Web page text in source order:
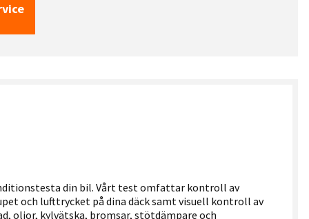
din bil. Vårt test omfattar kontroll av
och lufttrycket på dina däck samt visuell kontroll av
oljor, kylvätska, bromsar, stötdämpare och